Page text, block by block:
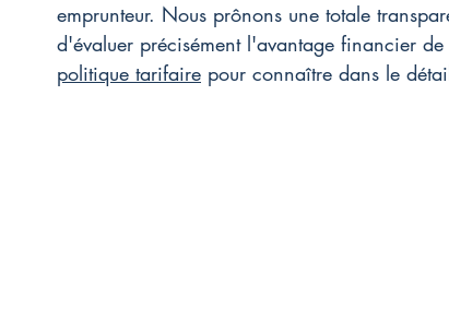
emprunteur. Nous prônons une totale
d'évaluer précisément l'avantage financier
politique tarifaire pour connaître dans le